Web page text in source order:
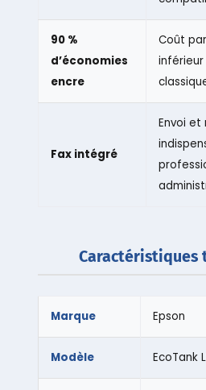
90 %
d’économies
encre
Coût
Fax intégré
Envoi
Caractéristiques
Marque Epson
Modèle EcoTank